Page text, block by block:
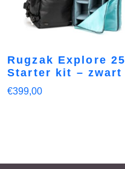
Rugzak Explore 25
Starter kit – zwart
€399,00